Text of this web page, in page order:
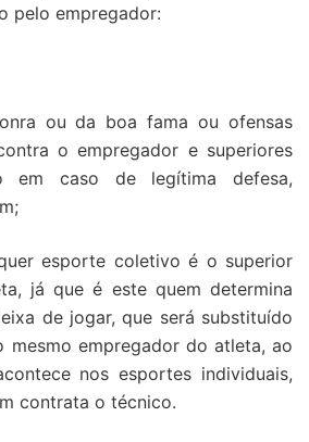
pelo empregador:
ou da boa fama ou ofensas
o empregador e superiores
em caso de legítima defesa,
esporte coletivo é o superior
já que é este quem determina
de jogar, que será substituído
mesmo empregador do atleta, ao
nos esportes individuais,
contrata o técnico.